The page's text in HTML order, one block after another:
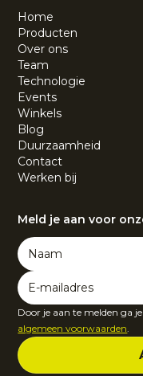
Home
Producten
Over ons
Team
Technologie
Events
Winkels
Blog
Duurzaamheid
Contact
Werken bij
Meld je aan voor
Door je aan te melden ga
algemeen voorwaarden.